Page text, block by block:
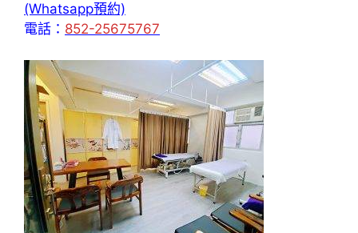
(Whatsapp預約)
電話： 852-25675767